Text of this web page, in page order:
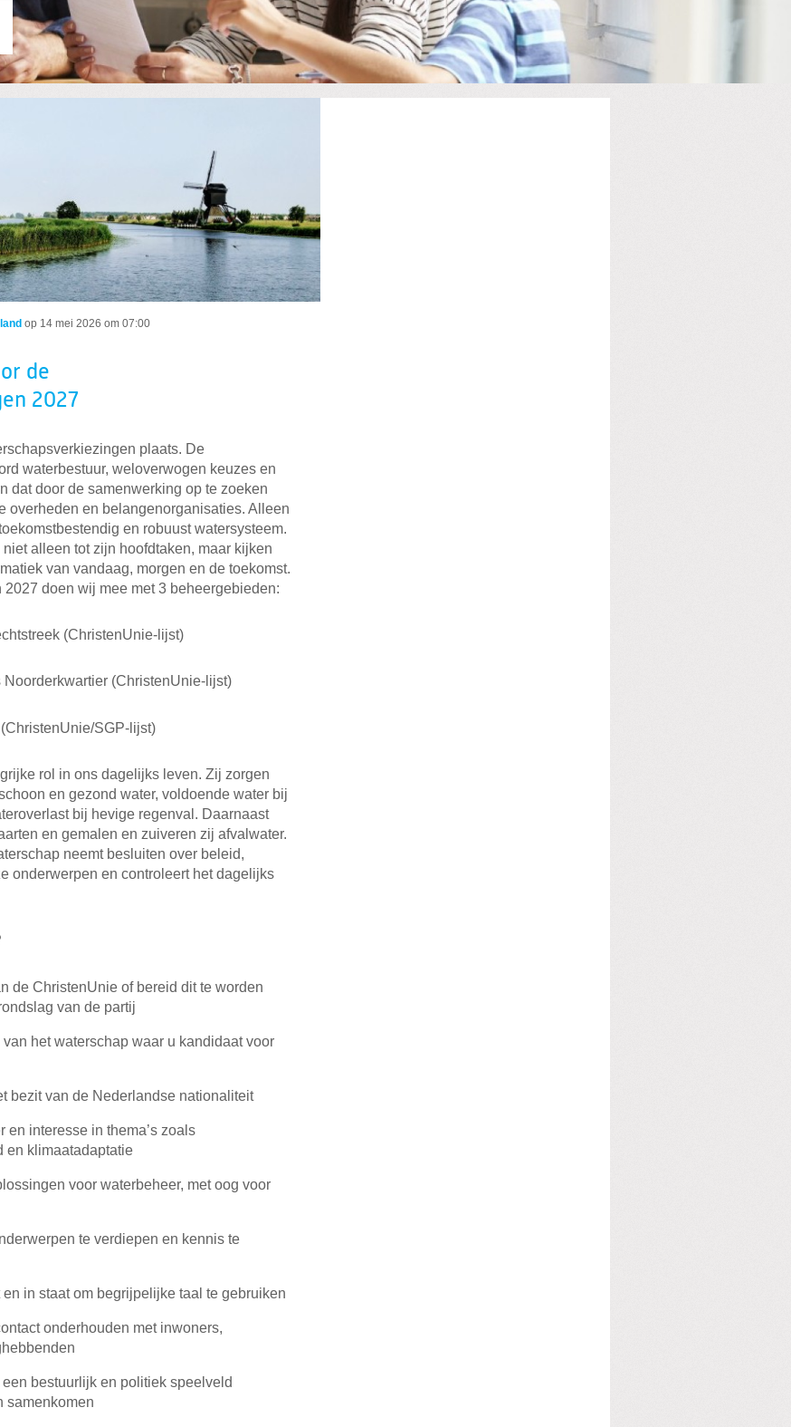
de Waterschapsverkiezingen 2027
op 14 mei 2026 om 07:00
de
2027
plaats. De
waterbestuur, weloverwogen keuzes en
dat door de samenwerking op te zoeken
overheden en belangenorganisaties. Alleen
en robuust watersysteem.
alleen tot zijn hoofdtaken, maar kijken
van vandaag, morgen en de toekomst.
doen wij mee met 3 beheergebieden:
(ChristenUnie-lijst)
(ChristenUnie-lijst)
SGP-lijst)
rol in ons dagelijks leven. Zij zorgen
en gezond water, voldoende water bij
bij hevige regenval. Daarnaast
en gemalen en zuiveren zij afvalwater.
neemt besluiten over beleid,
onderwerpen en controleert het dagelijks
de ChristenUnie of bereid dit te worden
van de partij
het waterschap waar u kandidaat voor
bezit van de Nederlandse nationaliteit
en interesse in thema’s zoals
en klimaatadaptatie
voor waterbeheer, met oog voor
te verdiepen en kennis te
in staat om begrijpelijke taal te gebruiken
onderhouden met inwoners,
bestuurlijk en politiek speelveld
samenkomen